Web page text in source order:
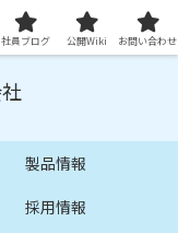
を提供します
製品情報
採用情報
社員ブログ 公開Wiki お問い合わせ